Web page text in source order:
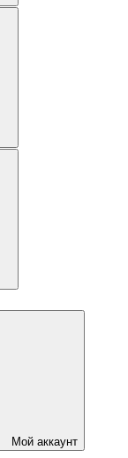
Мой аккаунт